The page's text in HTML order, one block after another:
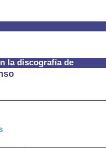
la discografía de